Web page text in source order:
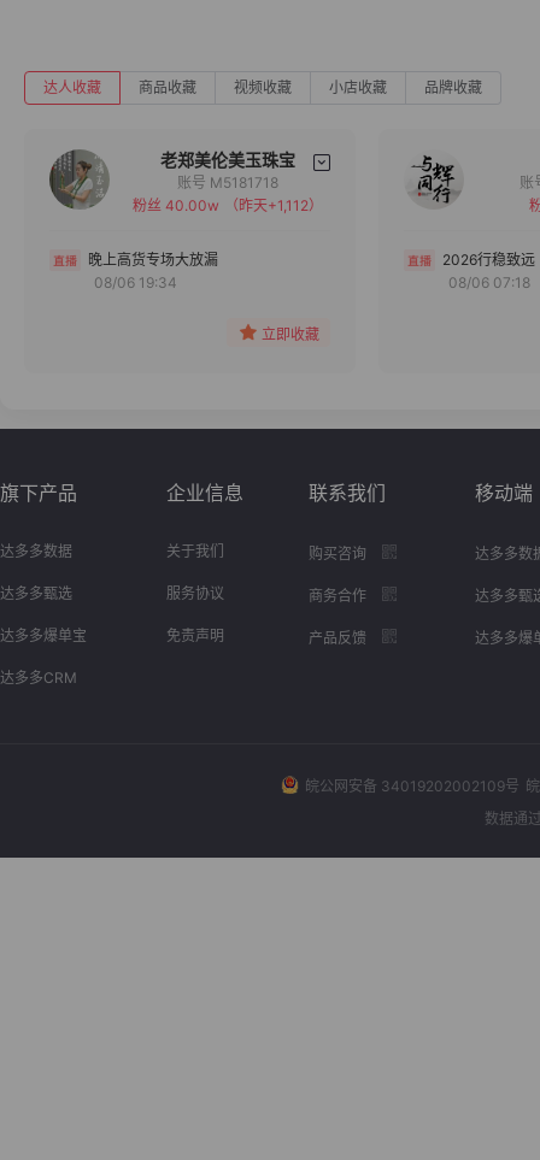
达人收藏 商品收藏 视频收藏 小店收藏 品牌收藏
老郑美伦美玉珠宝
备注
分组
账号 M5181718
粉丝 40.00w
（昨天+1,112）
晚上高货专场大放漏
08/06 19:34
立即收藏
2026行稳致远
08/06 07:18
旗下产品
达多多数据
达多多甄选
达多多爆单宝
达多多CRM
企业信息
关于我们
服务协议
免责声明
联系我们
购买咨询
商务合作
产品反馈
移动端
达多多数
达多多甄
达多多爆
皖公网安备 34019202002109号
数据通